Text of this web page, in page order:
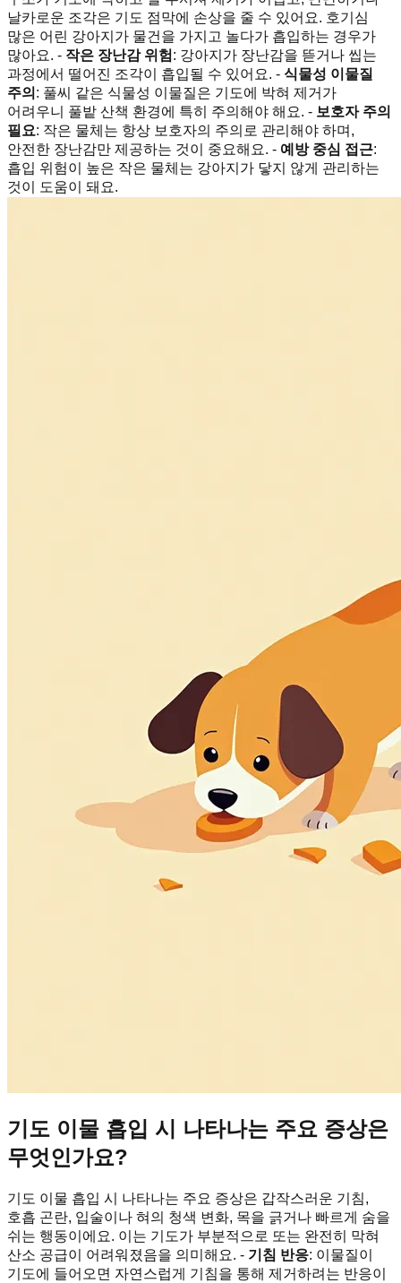
날카로운 조각은 기도 점막에 손상을 줄 수 있어요. 호기심
많은 어린 강아지가 물건을 가지고 놀다가 흡입하는 경우가
많아요. - 작은 장난감 위험 : 강아지가 장난감을 뜯거나 씹는
과정에서 떨어진 조각이 흡입될 수 있어요. - 식물성 이물질
주의 : 풀씨 같은 식물성 이물질은 기도에 박혀 제거가
어려우니 풀밭 산책 환경에 특히 주의해야 해요. - 보호자 주의
필요: 작은 물체는 항상 보호자의 주의로 관리해야 하며,
안전한 장난감만 제공하는 것이 중요해요. - 예방 중심 접근:
흡입 위험이 높은 작은 물체는 강아지가 닿지 않게 관리하는
것이 도움이 돼요.
기도 이물 흡입 시 나타나는 주요 증상은
무엇인가요?
기도 이물 흡입 시 나타나는 주요 증상은 갑작스러운 기침,
호흡 곤란, 입술이나 혀의 청색 변화, 목을 긁거나 빠르게 숨을
쉬는 행동이에요. 이는 기도가 부분적으로 또는 완전히 막혀
산소 공급이 어려워졌음을 의미해요. - 기침 반응: 이물질이
기도에 들어오면 자연스럽게 기침을 통해 제거하려는 반응이